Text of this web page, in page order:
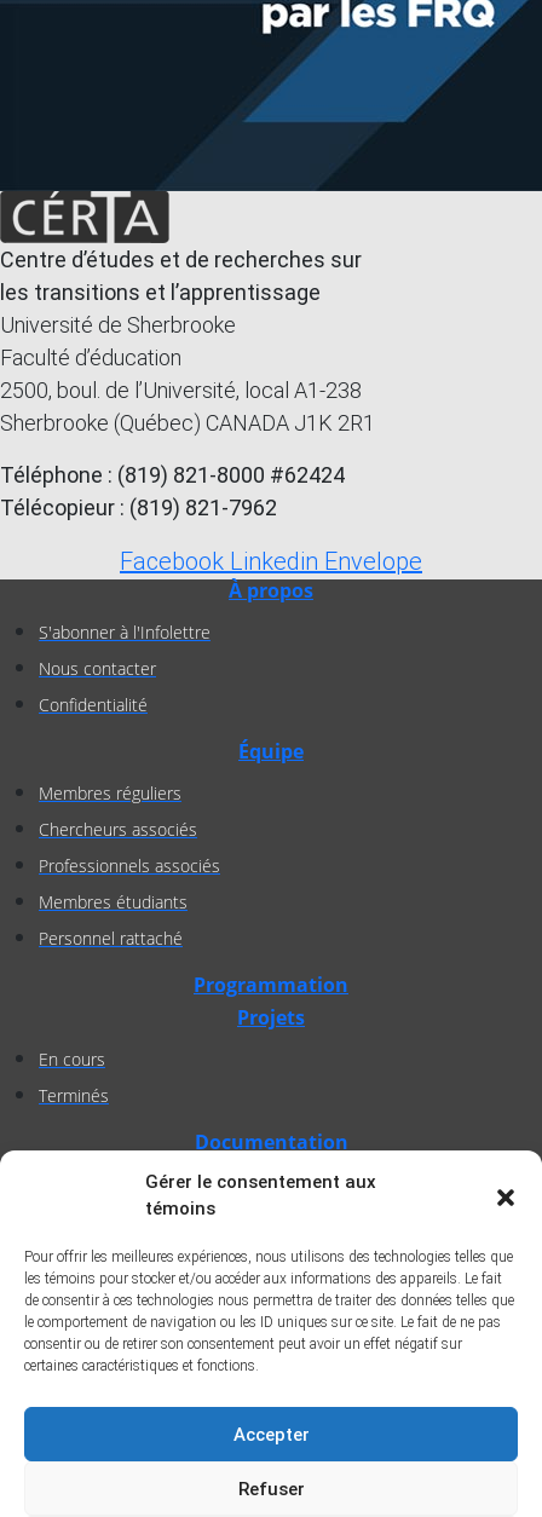
Gérer le consentement aux
témoins
Pour offrir les meilleures expériences, nous utilisons des technologies telles que
les témoins pour stocker et/ou accéder aux informations des appareils. Le fait
de consentir à ces technologies nous permettra de traiter des données telles que
le comportement de navigation ou les ID uniques sur ce site. Le fait de ne pas
consentir ou de retirer son consentement peut avoir un effet négatif sur
certaines caractéristiques et fonctions.
Accepter
Refuser
Centre d’études et de recherches sur
les transitions et l’apprentissage
Université de Sherbrooke
Faculté d’éducation
2500, boul. de l’Université, local A1-238
Sherbrooke (Québec) CANADA J1K 2R1
Téléphone : (819) 821-8000 #62424
Télécopieur : (819) 821-7962
Facebook Linkedin Envelope
À propos
S'abonner à l'Infolettre
Nous contacter
Confidentialité
Équipe
Membres réguliers
Chercheurs associés
Professionnels associés
Membres étudiants
Personnel rattaché
Programmation
Projets
En cours
Terminés
Documentation
Publications scientifiques
Publications professionnelles
Soutien à l’intervention
Essais, mémoires et thèses
Notes de recherche
Activités
Blogue
Nouvelles